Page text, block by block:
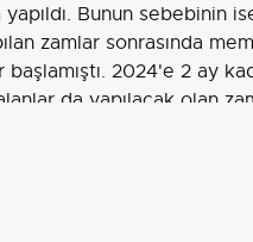
yapıldı. Bunun sebebinin
zamlar sonrasında
başlamıştı. 2024'e 2 ay
da yapılacak olan